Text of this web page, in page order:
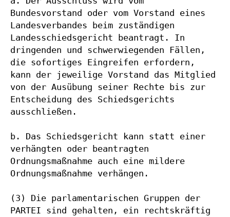
Bundesvorstand oder vom Vorstand eines
Landesverbandes beim zuständigen
Landesschiedsgericht beantragt. In
dringenden und schwerwiegenden Fällen,
die sofortiges Eingreifen erfordern,
kann der jeweilige Vorstand das Mitglied
von der Ausübung seiner Rechte bis zur
Entscheidung des Schiedsgerichts
ausschließen.
b. Das Schiedsgericht kann statt einer
verhängten oder beantragten
Ordnungsmaßnahme auch eine mildere
Ordnungsmaßnahme verhängen.
(3) Die parlamentarischen Gruppen der
PARTEI sind gehalten, ein rechtskräftig